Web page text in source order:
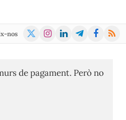
nos
X
Instagram
LinkedInTelegramFacebook
RSS
de pagament. Però no